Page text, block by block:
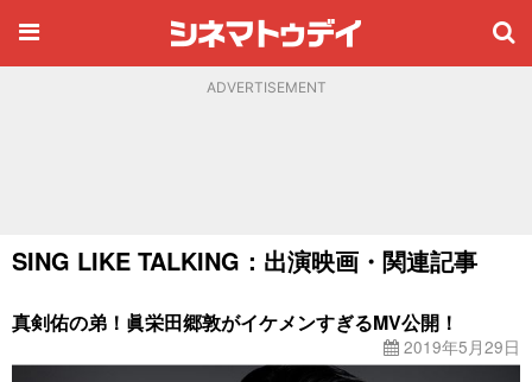
ADVERTISEMENT
SING LIKE TALKING：出演映画・関連記事
真剣佑の弟！眞栄田郷敦がイケメンすぎるMV公開！
2019年5月29日